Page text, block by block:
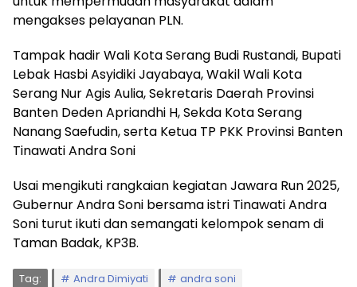
mengakses pelayanan PLN.
Tampak hadir Wali Kota Serang Budi Rustandi, Bupati
Lebak Hasbi Asyidiki Jayabaya, Wakil Wali Kota
Serang Nur Agis Aulia, Sekretaris Daerah Provinsi
Banten Deden Apriandhi H, Sekda Kota Serang
Nanang Saefudin, serta Ketua TP PKK Provinsi Banten
Tinawati Andra Soni
Usai mengikuti rangkaian kegiatan Jawara Run 2025,
Gubernur Andra Soni bersama istri Tinawati Andra
Soni turut ikuti dan semangati kelompok senam di
Taman Badak, KP3B.
Tag: Andra Dimiyati
andra soni